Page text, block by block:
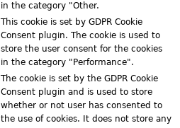
in the category "Other.
This cookie is set by GDPR Cookie
Consent plugin. The cookie is used to
store the user consent for the cookies
in the category "Performance".
The cookie is set by the GDPR Cookie
Consent plugin and is used to store
whether or not user has consented to
the use of cookies. It does not store any